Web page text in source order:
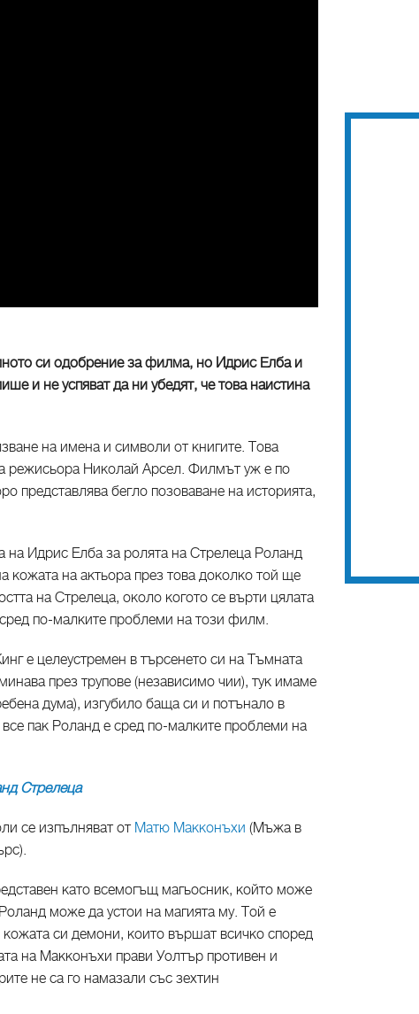
си одобрение за филма, но Идрис Eлба и
и не успяват да ни убедят, че това наистина
на имена и символи от книгите. Това
режисьора Николай Арсел. Филмът уж е по
представлява бегло позоваване на историята,
на Идрис Елба за ролята на Стрелеца Роланд
кожата на актьора през това доколко той ще
на Стрелеца, около когото се върти цялата
по-малките проблеми на този филм.
е целеустремен в търсенето си на Тъмната
през трупове (независимо чии), тук имаме
дума), изгубило баща си и потънало в
пак Роланд е сред по-малките проблеми на
Стрелеца
се изпълняват от Матю Макконъхи (Мъжа в
като всемогъщ магьосник, който може
може да устои на магията му. Той е
си демони, които вършат всичко според
на Макконъхи прави Уолтър противен и
не са го намазали със зехтин